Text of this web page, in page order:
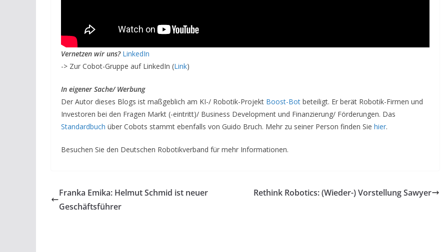
Vernetzen wir uns? LinkedIn
-> Zur Cobot-Gruppe auf LinkedIn (Link)
In eigener Sache/ Werbung
Der Autor dieses Blogs ist maßgeblich am KI-/ Robotik-Projekt Boost-Bot beteiligt. Er berät Robotik-Firmen und
Investoren bei den Fragen Markt (-eintritt)/ Business Development und Finanzierung/ Förderungen. Das
Standardbuch über Cobots stammt ebenfalls von Guido Bruch. Mehr zu seiner Person finden Sie hier.
Besuchen Sie den Deutschen Robotikverband für mehr Informationen.
Franka Emika: Helmut Schmid ist neuer
Geschäftsführer
Rethink Robotics: (Wieder-) Vorstellung Sawyer